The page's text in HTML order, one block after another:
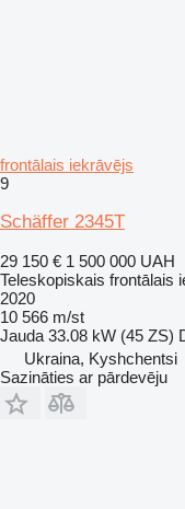
frontālais iekrāvējs
9
Schäffer 2345T
29 150 € 1 500 000 UAH
Teleskopiskais frontālais
2020
10 566 m/st
Jauda 33.08 kW (45 ZS)
Ukraina, Kyshchentsi
Sazināties ar pārdevēju